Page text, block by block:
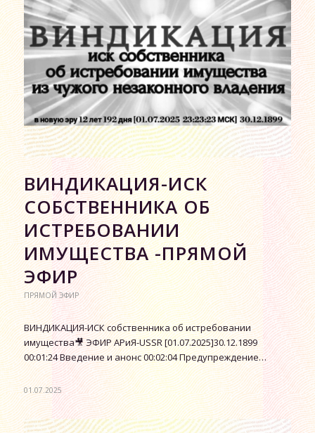
ВИНДИКАЦИЯ-ИСК
СОБСТВЕННИКА ОБ
ИСТРЕБОВАНИИ
ИМУЩЕСТВА -ПРЯМОЙ
ЭФИР
ПРЯМОЙ ЭФИР
ВИНДИКАЦИЯ-ИСК собственника об истребовании
имущества🎥 ЭФИР АРиЯ-USSR [01.07.2025]30.12.1899
00:01:24 Введение и анонс 00:02:04 Предупреждение…
01.07.2025